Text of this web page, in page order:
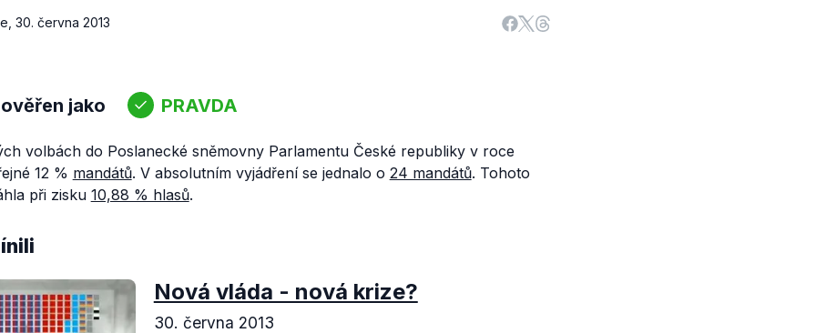
30. června 2013
jako PRAVDA
volbách do Poslanecké sněmovny Parlamentu České republiky v roce
12 % mandátů. V absolutním vyjádření se jednalo o 24 mandátů. Tohoto
při zisku 10,88 % hlasů.
Nová vláda - nová krize?
30. června 2013